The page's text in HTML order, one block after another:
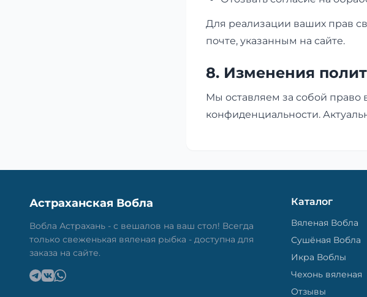
Для реализации ваших прав
почте, указанным на сайте.
8. Изменения
Мы оставляем за собой
конфиденциальности.
Астраханская Вобла
Вобла Астрахань - с вешалов на ваш стол! Всегда
только свеженькая вяленая рыбка - доступна для
заказа на сайте.
Каталог
Вяленая Вобла
Сушёная Вобла
Икра Воблы
Чехонь вяленая
Отзывы